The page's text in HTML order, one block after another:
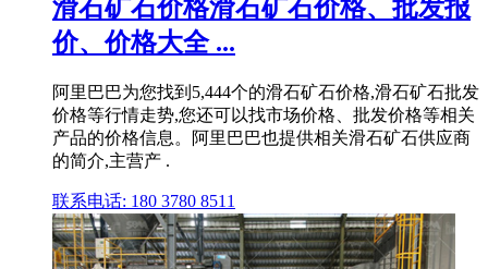
滑石矿石价格滑石矿石价格、批发报
价、价格大全 ...
阿里巴巴为您找到5,444个的滑石矿石价格,滑石矿石批发
价格等行情走势,您还可以找市场价格、批发价格等相关
产品的价格信息。阿里巴巴也提供相关滑石矿石供应商
的简介,主营产 .
联系电话: 180 3780 8511